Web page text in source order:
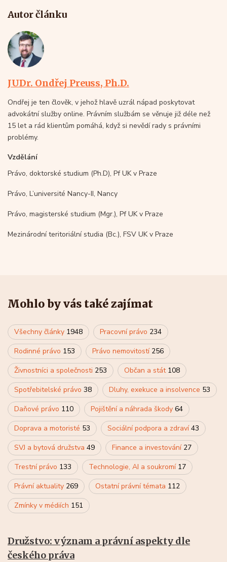
Autor článku
JUDr. Ondřej Preuss, Ph.D.
Ondřej je ten člověk, v jehož hlavě uzrál nápad poskytovat
advokátní služby online. Právním službám se věnuje již déle než
15 let a rád klientům pomáhá, když si nevědí rady s právními
problémy.
Vzdělání
Právo, doktorské studium (Ph.D), Pf UK v Praze
Právo, L’université Nancy-II, Nancy
Právo, magisterské studium (Mgr.), Pf UK v Praze
Mezinárodní teritoriální studia (Bc.), FSV UK v Praze
Mohlo by vás také zajímat
Všechny články 1948 Pracovní právo 234
Rodinné právo 153 Právo nemovitostí 256
Živnostníci a společnosti 253 Občan a stát 108
Spotřebitelské právo 38 Dluhy, exekuce a insolvence 53
Daňové právo 110 Pojištění a náhrada škody 64
Doprava a motoristé 53 Sociální podpora a zdraví43
SVJ a bytová družstva 49 Finance a investování 27
Trestní právo 133 Technologie, AI a soukromí 17
Právní aktuality 269 Ostatní právní témata 112
Zmínky v médiích 151
Družstvo: význam a právní aspekty dle
českého práva